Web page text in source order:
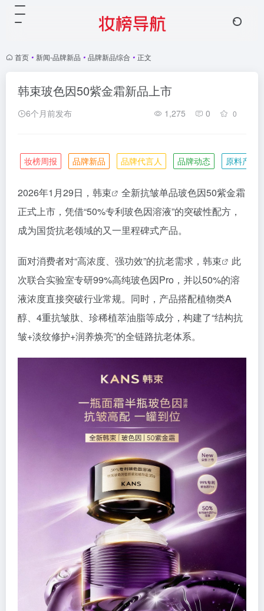
首页 • 新闻-品牌新品 • 品牌新品综合 • 正文
韩束玻色因50紫金霜新品上市
6个月前发布 1,275 0 0
妆榜周报 品牌新品 品牌代言人 品牌动态 原料产业
2026年1月29日， 韩束
全新抗皱单品玻色因50紫金霜
正式上市，凭借“50%专利玻色因溶液”的突破性配方，
成为国货抗老领域的又一里程碑式产品。
面对消费者对“高浓度、强功效”的抗老需求， 韩束
此
次联合实验室专研99%高纯玻色因Pro，并以50%的溶
液浓度直接突破行业常规。同时，产品搭配植物类A
醇、4重抗皱肽、珍稀植萃油脂等成分，构建了“结构抗
皱+淡纹修护+润养焕亮”的全链路抗老体系。